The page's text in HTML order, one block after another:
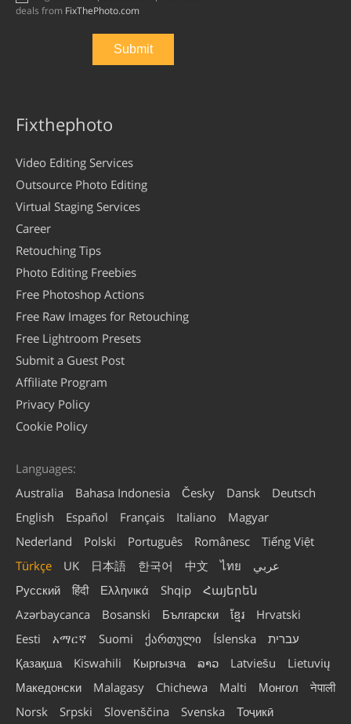
deals from FixThePhoto.com
Fixthephoto
Video Editing Services
Outsource Photo Editing
Virtual Staging Services
Career
Retouching Tips
Photo Editing Freebies
Free Photoshop Actions
Free Raw Images for Retouching
Free Lightroom Presets
Submit a Guest Post
Affiliate Program
Privacy Policy
Cookie Policy
Languages:
Australia
Bahasa Indonesia Česky Dansk
Deutsch
English
Español Français Italiano
Magyar
Nederland
Polski Português Românesc
Tiếng Việt
Türkçe
UK 日本語 한국어 中文 ไทย
عربي
Русский
हिंदी Ελληνικά Shqip
Հայերեն
Azərbaycanca
Bosanski Български ខ្មែរ
Hrvatski
Eesti
አማርኛ Suomi ქართული Íslenska
עברית
Қазақша
Kiswahili Кыргызча ລາວ Latviešu
Lietuvių
Македонски
Malagasy Chichewa Malti Монгол
नेपाली
Norsk
Srpski Slovenščina Svenska Тоҷикӣ